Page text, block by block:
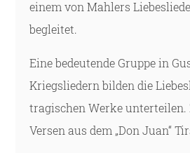
einem von Mahlers
begleitet.
Eine bedeutende Gruppe in
Kriegsliedern bilden die
tragischen Werke unterteilen.
Versen aus dem „Don Juan“